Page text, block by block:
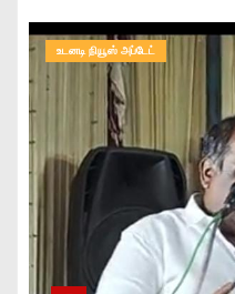
உடனடி நியூஸ் அப்டேட்